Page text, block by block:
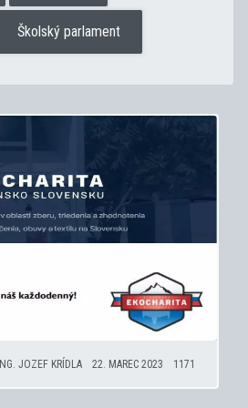
Školský parlament
ING. JOZEF KRÍDLA 22. MAREC 2023 1171